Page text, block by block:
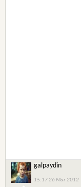
galpaydin
15:17 26 Mar 2012